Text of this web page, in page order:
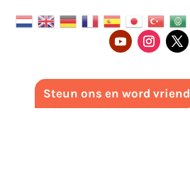
Steun ons en word vriend